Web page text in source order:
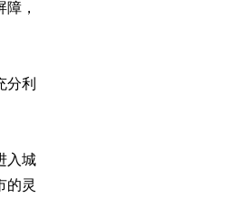
，
分利
入城
的灵